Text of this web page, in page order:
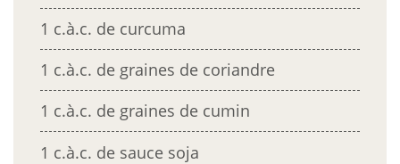
1 c.à.c. de curcuma
1 c.à.c. de graines de coriandre
1 c.à.c. de graines de cumin
1 c.à.c. de sauce soja